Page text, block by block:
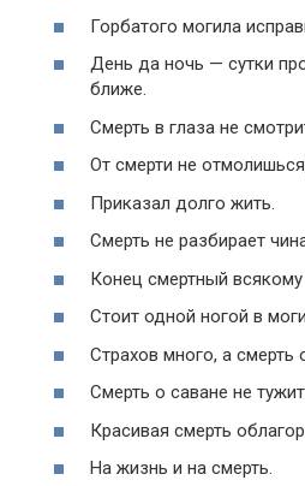
Горбатого могила
День да ночь — сутки
ближе.
Смерть в глаза не
От смерти не
Приказал долго жить.
Смерть не разбирает
Конец смертный всякому
Стоит одной ногой в
Страхов много, а смерть
Смерть о саване не
Красивая смерть
На жизнь и на смерть.